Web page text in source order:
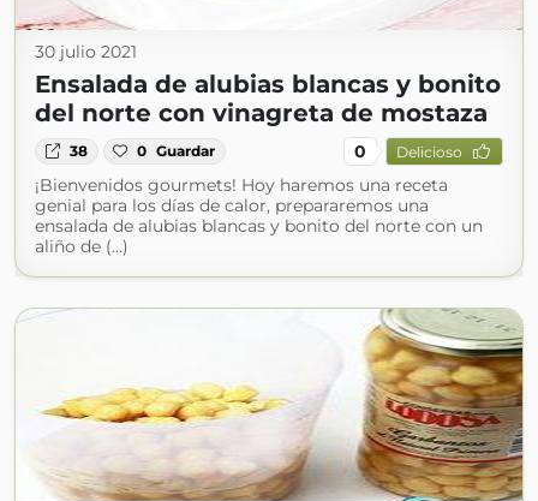
30 julio 2021
Ensalada de alubias blancas y bonito
del norte con vinagreta de mostaza
38 0 Guardar 0 Delicioso
¡Bienvenidos gourmets! Hoy haremos una receta
genial para los días de calor, prepararemos una
ensalada de alubias blancas y bonito del norte con un
aliño de (...)